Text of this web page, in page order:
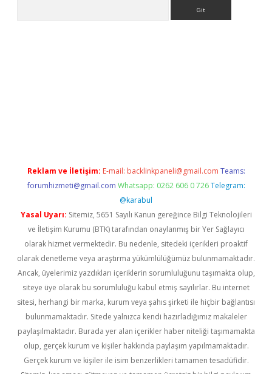
Reklam ve İletişim: E-mail: backlinkpaneli@gmail.com Teams:
forumhizmeti@gmail.com Whatsapp: 0262 606 0 726 Telegram:
@karabul
Yasal Uyarı: Sitemiz, 5651 Sayılı Kanun gereğince Bilgi Teknolojileri
ve İletişim Kurumu (BTK) tarafından onaylanmış bir Yer Sağlayıcı
olarak hizmet vermektedir. Bu nedenle, sitedeki içerikleri proaktif
olarak denetleme veya araştırma yükümlülüğümüz bulunmamaktadır.
Ancak, üyelerimiz yazdıkları içeriklerin sorumluluğunu taşımakta olup,
siteye üye olarak bu sorumluluğu kabul etmiş sayılırlar. Bu internet
sitesi, herhangi bir marka, kurum veya şahıs şirketi ile hiçbir bağlantısı
bulunmamaktadır. Sitede yalnızca kendi hazırladığımız makaleler
paylaşılmaktadır. Burada yer alan içerikler haber niteliği taşımamakta
olup, gerçek kurum ve kişiler hakkında paylaşım yapılmamaktadır.
Gerçek kurum ve kişiler ile isim benzerlikleri tamamen tesadüfidir.